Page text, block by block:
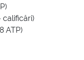
calificări)
ATP)